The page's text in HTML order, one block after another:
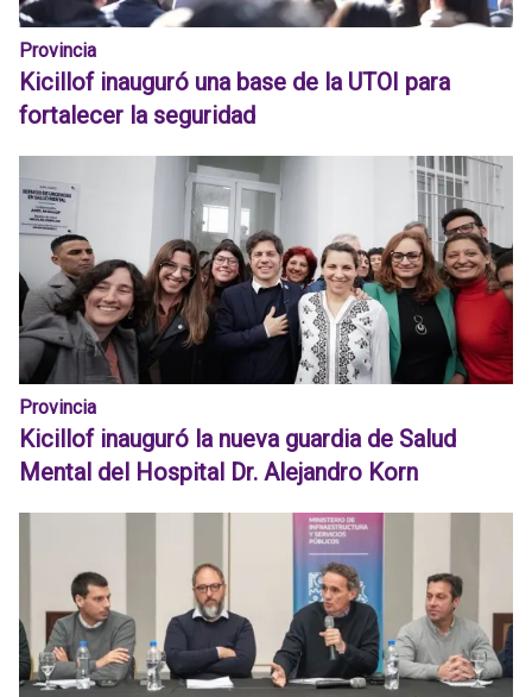
Provincia
Kicillof inauguró una base de la UTOI para
fortalecer la seguridad
Provincia
Kicillof inauguró la nueva guardia de Salud
Mental del Hospital Dr. Alejandro Korn